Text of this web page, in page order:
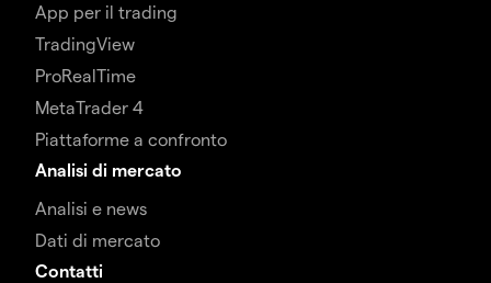
App per il trading
TradingView
ProRealTime
MetaTrader 4
Piattaforme a confronto
Analisi di mercato
Analisi e news
Dati di mercato
Contatti